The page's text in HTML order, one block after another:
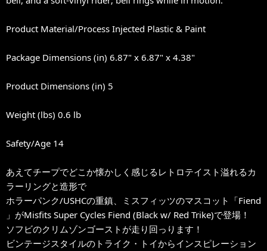
Product Material/Process Injected Plastic & Paint
Package Dimensions (in) 6.87" x 6.87" x 4.38"
Product Dimensions (in) 5
Weight (lbs) 0.6 lb
Safety/Age 14
あえてチープでどこか懐かしく感じるレトロテイスト溢れるカ
ラーリングと造形で
ホラーパンク/USHCの重鎮、ミスフィッツのマスコット「Fiend
」がMisfits Super Cycles Fiend (Black w/ Red Trike)で登場！
ソフビのクリムゾンゴーストが走り回っります！
ビンテージスタイルのトライク・トイからインスピレーション